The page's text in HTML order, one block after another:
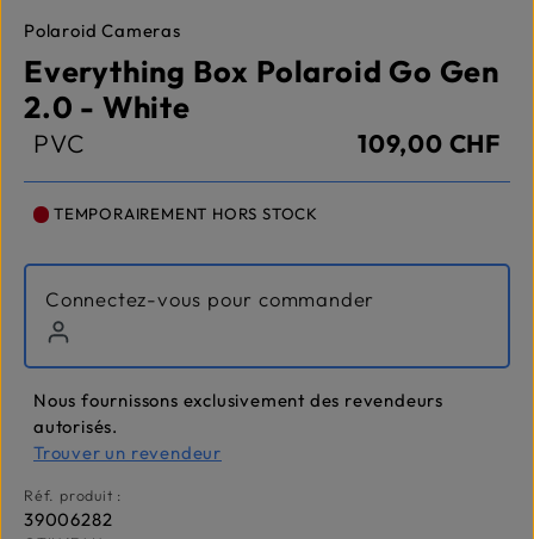
Polaroid Cameras
Everything Box Polaroid Go Gen
2.0 - White
PVC 109,00 CHF
TEMPORAIREMENT HORS STOCK
Connectez-vous pour commander
Nous fournissons exclusivement des revendeurs
autorisés.
Trouver un revendeur
Réf. produit :
39006282